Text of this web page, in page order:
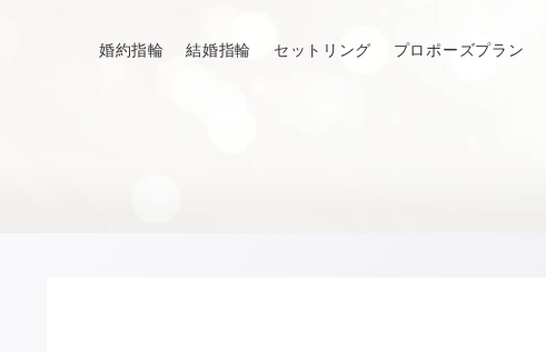
婚約指輪 結婚指輪 セットリング プロポーズプラン